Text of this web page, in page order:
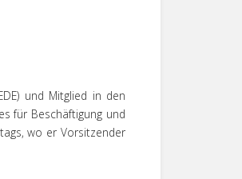
und Mitglied in den
für Beschäftigung und
wo er Vorsitzender